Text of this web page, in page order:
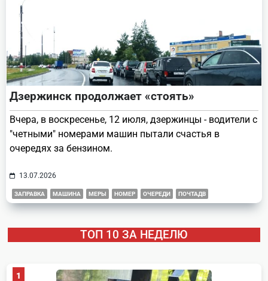
Дзержинск продолжает «стоять»
Вчера, в воскресенье, 12 июля, дзержинцы - водители с
"четными" номерами машин пытали счастья в
очередях за бензином.
13.07.2026
ЗАПРАВКА МАШИНА МЕРЫ НОМЕР ОЧЕРЕДИ ПОЧТАДВ
ТОП 10 ЗА НЕДЕЛЮ